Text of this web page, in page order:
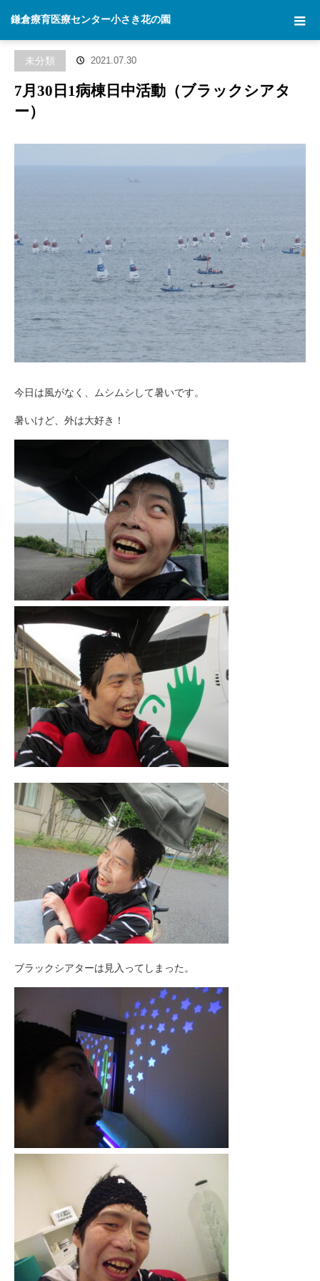
鎌倉療育医療センター小さき花の園
ブログ
未分類 7月30日1病棟日中活動（ブラックシアタ
ー）
未分類 2021.07.30
7月30日1病棟日中活動（ブラックシアタ
ー）
今日は風がなく、ムシムシして暑いです。
暑いけど、外は大好き！
ブラックシアターは見入ってしまった。